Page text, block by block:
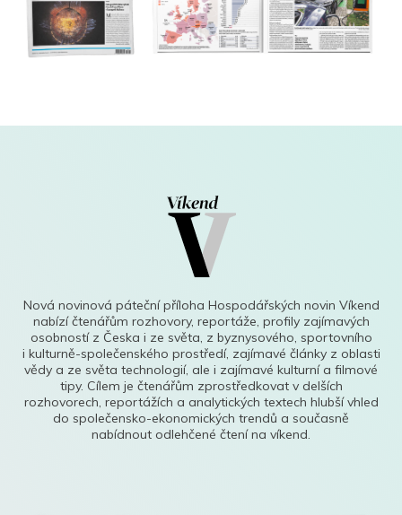
Nová novinová páteční příloha Hospodářských novin Víkend
nabízí čtenářům rozhovory, reportáže, profily zajímavých
osobností z Česka i ze světa, z byznysového, sportovního
i kulturně-společenského prostředí, zajímavé články z oblasti
vědy a ze světa technologií, ale i zajímavé kulturní a filmové
tipy. Cílem je čtenářům zprostředkovat v delších
rozhovorech, reportážích a analytických textech hlubší vhled
do společensko-ekonomických trendů a současně
nabídnout odlehčené čtení na víkend.